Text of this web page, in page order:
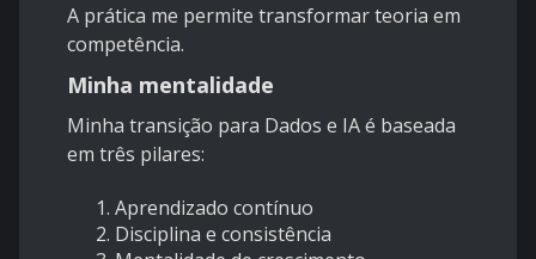
A prática me permite transformar teoria em
competência.
Minha mentalidade
Minha transição para Dados e IA é baseada
em três pilares:
Aprendizado contínuo
Disciplina e consistência